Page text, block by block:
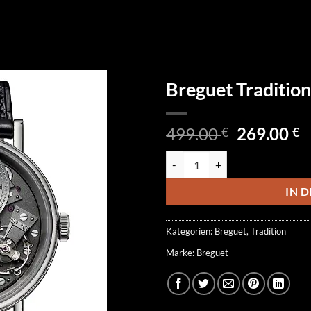
Breguet
499.00€
499.00 €
269.00€
IN
Kategorien: Breguet, Tradition
Marke: Breguet